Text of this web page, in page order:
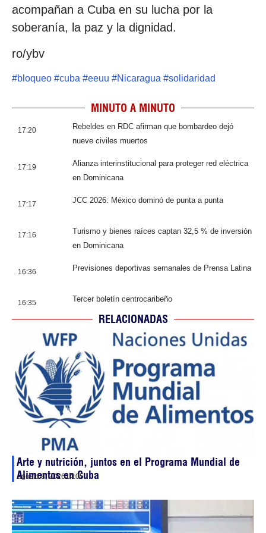
acompañan a Cuba en su lucha por la
soberanía, la paz y la dignidad.
ro/ybv
#bloqueo #cuba #eeuu #Nicaragua #solidaridad
MINUTO A MINUTO
17:20
Rebeldes en RDC afirman que bombardeo dejó
nueve civiles muertos
17:19
Alianza interinstitucional para proteger red eléctrica
en Dominicana
17:17 JCC 2026: México dominó de punta a punta
17:16
Turismo y bienes raíces captan 32,5 % de inversión
en Dominicana
16:36 Previsiones deportivas semanales de Prensa Latina
16:35 Tercer boletín centrocaribeño
RELACIONADAS
Arte y nutrición, juntos en el Programa Mundial de
Alimentos en Cuba
agosto 8, 202614:05